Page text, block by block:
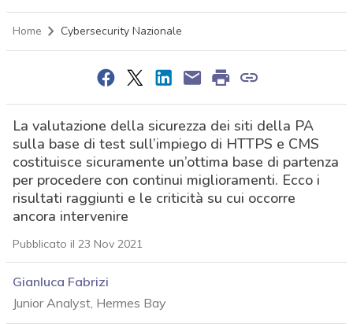
Home Cybersecurity Nazionale
La valutazione della sicurezza dei siti della PA
sulla base di test sull’impiego di HTTPS e CMS
costituisce sicuramente un’ottima base di partenza
per procedere con continui miglioramenti. Ecco i
risultati raggiunti e le criticità su cui occorre
ancora intervenire
Pubblicato il 23 Nov 2021
Gianluca Fabrizi
Junior Analyst, Hermes Bay